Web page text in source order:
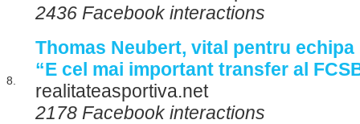
2436 Facebook interactions
8.
Thomas Neubert, vital pentru echipa
“E cel mai important transfer al
realitateasportiva.net
2178 Facebook interactions